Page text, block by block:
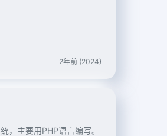
2年前 (2024)
，主要用PHP语言编写。